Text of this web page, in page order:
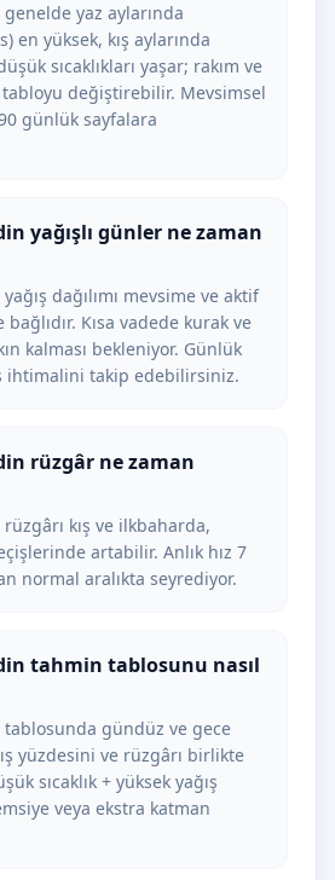
genelde yaz aylarında
en yüksek, kış aylarında
sıcaklıkları yaşar; rakım ve
tabloyu değiştirebilir. Mevsimsel
günlük sayfalara
yağışlı günler ne zaman
dağılımı mevsime ve aktif
Kısa vadede kurak ve
kalması bekleniyor. Günlük
ihtimalini takip edebilirsiniz.
rüzgâr ne zaman
kış ve ilkbaharda,
artabilir. Anlık hız 7
normal aralıkta seyrediyor.
tahmin tablosunu nasıl
tablosunda gündüz ve gece
yüzdesini ve rüzgârı birlikte
sıcaklık + yüksek yağış
veya ekstra katman